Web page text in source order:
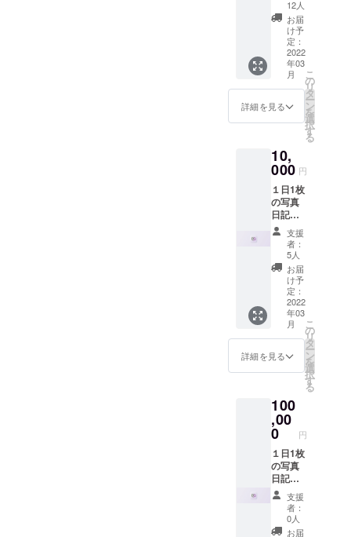
ma」内
でweb
広告を
掲載致
しま
す。 メ
イン
ユー
ザーは
リーチ
の難し
い層の
方向け
に広告
が出せ
ます。
インプ
レッ
ション
回数、
もしく
はク
リック
回数ど
ちらか
到達ま
（CPM
：400
円） 10
クリッ
ク
（CPC
：100
円）
12人
お届
け予
定：
2022
年03
月
詳細を見る
こ
の
リ
タ
ー
ン
を
選
択
す
る
10,
000 円
１日1枚
の写真
日記
webア
プリ
「gran
ma」内
でweb
広告を
掲載致
しま
す。 メ
イン
ユー
ザーは
リーチ
の難し
い層の
方向け
に広告
が出せ
ます。
インプ
レッ
ション
回数、
支援
者：
5人
お届
け予
定：
2022
年03
月
詳細を見る
こ
の
リ
タ
ー
ン
を
選
択
す
る
100
,00
0 円
１日1枚
の写真
日記
webア
プリ
「gran
ma」内
支援
者：
0人
お届